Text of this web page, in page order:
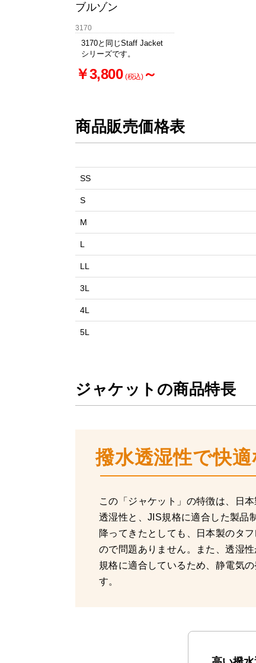
ブルゾン
3170
3170と同じStaff Jacket
シリーズです。
￥3,800 (税込)～
商品販売価格表
SS
S
M
L
LL
3L
4L
5L
ジャケットの商品特長
撥水透湿性で快
この「ジャケット」の特徴は、日
透湿性と、JIS規格に適合した製品
降ってきたとしても、日本製のタ
ので問題ありません。また、透湿
規格に適合しているため、静電気
す。